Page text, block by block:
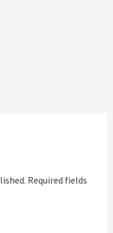
Required fields